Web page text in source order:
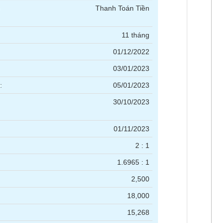
Thanh Toán Tiền
11 tháng
01/12/2022
03/01/2023
: 05/01/2023
30/10/2023
01/11/2023
2 : 1
1.6965 : 1
2,500
18,000
15,268